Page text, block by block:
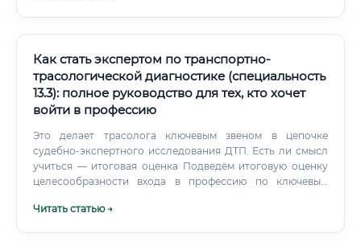
Как стать экспертом по транспортно-
трасологической диагностике (специальность
13.3): полное руководство для тех, кто хочет
войти в профессию
Это делает трасолога ключевым звеном в цепочке
судебно-экспертного исследования ДТП. Есть ли смысл
учиться — итоговая оценка Подведём итоговую оценку
целесообразности входа в профессию по ключевым
специальности 13.3 — это осознанный стратегический
Читать статью →